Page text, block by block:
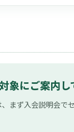
象にご案内し
まず入会説明会